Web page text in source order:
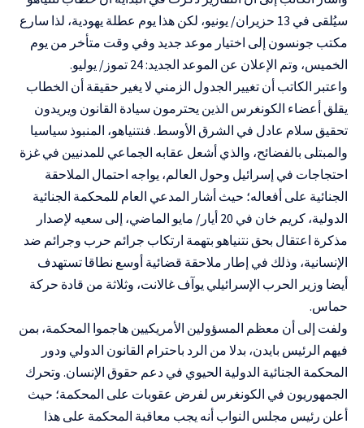
سيُلقى في 13 حزيران/ يونيو، لكن هذا يوم عطلة يهودية، لذا سارع
مكتب جونسون إلى اختيار موعد جديد وفي وقت متأخر من يوم
الخميس، وتم الإعلان عن الموعد الجديد: 24 تموز/ يوليو.
واعتبر الكاتب أن تغيير الجدول الزمني لا يغير حقيقة أن الخطاب
يقلق أعضاء الكونغرس الذين يحترمون سيادة القانون ويريدون
تحقيق سلام عادل في الشرق الأوسط. فنتنياهو، المنبوذ سياسيا
والمبتلى بالفضائح، والذي أشعل عقابه الجماعي للمدنيين في غزة
احتجاجات في إسرائيل وحول العالم، يواجه احتمال الملاحقة
الجنائية على أفعاله؛ حيث أشار المدعي العام للمحكمة الجنائية
الدولية، كريم خان في 20 أيار/ مايو الماضي، إلى سعيه لإصدار
مذكرة اعتقال بحق نتنياهو بتهمة ارتكاب جرائم حرب وجرائم ضد
الإنسانية، وذلك في إطار ملاحقة قضائية أوسع نطاقا تستهدف
أيضا وزير الحرب الإسرائيلي يوآف غالانت، وثلاثة من قادة حركة
حماس.
ولفت إلى أن معظم المسؤولين الأمريكيين هاجموا المحكمة، بمن
فيهم الرئيس بايدن، بدلا من الرد باحترام القانون الدولي ودور
المحكمة الجنائية الدولية الحيوي في دعم حقوق الإنسان. وتحرك
الجمهوريون في الكونغرس لفرض عقوبات على المحكمة؛ حيث
أعلن رئيس مجلس النواب أنه يجب معاقبة المحكمة على هذا